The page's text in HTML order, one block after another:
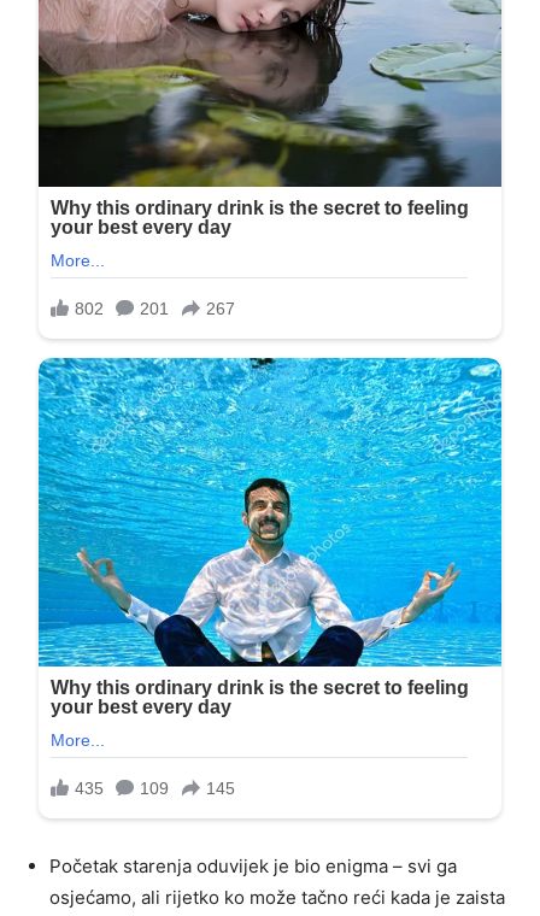
Početak starenja oduvijek je bio enigma – svi ga
osjećamo, ali rijetko ko može tačno reći kada je zaista